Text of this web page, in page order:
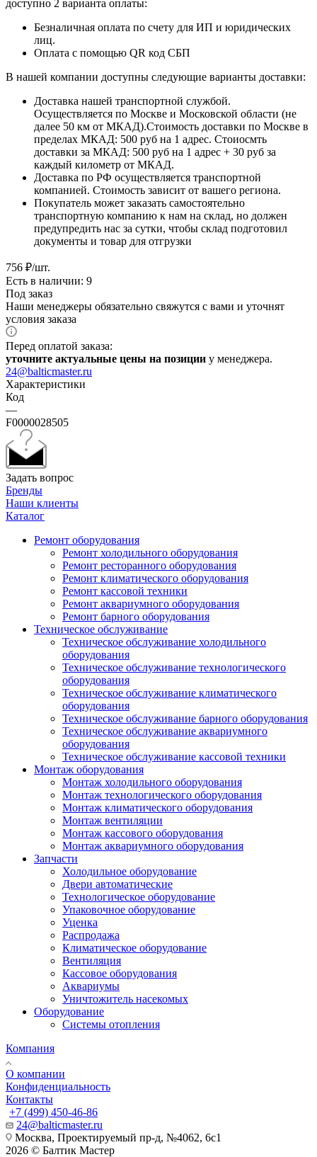
доступно 2 варианта оплаты:
Безналичная оплата по счету для ИП и юридических
лиц.
Оплата с помощью QR код СБП
В нашей компании доступны следующие варианты доставки:
Доставка нашей транспортной службой.
Осуществляется по Москве и Московской области (не
далее 50 км от МКАД).Стоимость доставки по Москве в
пределах МКАД: 500 руб на 1 адрес. Стоиосмть
доставки за МКАД: 500 руб на 1 адрес + 30 руб за
каждый километр от МКАД.
Доставка по РФ осуществляется транспортной
компанией. Стоимость зависит от вашего региона.
Покупатель может заказать самостоятельно
транспортную компанию к нам на склад, но должен
предупредить нас за сутки, чтобы склад подготовил
документы и товар для отгрузки
756 ₽/шт.
Есть в наличии: 9
Под заказ
Наши менеджеры обязательно свяжутся с вами и уточнят
условия заказа
Перед оплатой заказа:
уточните актуальные цены на позиции у менеджера.
24@balticmaster.ru
Характеристики
Код
—
F0000028505
Задать вопрос
Бренды
Наши клиенты
Каталог
Ремонт оборудования
Ремонт холодильного оборудования
Ремонт ресторанного оборудования
Ремонт климатического оборудования
Ремонт кассовой техники
Ремонт аквариумного оборудования
Ремонт барного оборудования
Техническое обслуживание
Техническое обслуживание холодильного
оборудования
Техническое обслуживание технологического
оборудования
Техническое обслуживание климатического
оборудования
Техническое обслуживание барного оборудования
Техническое обслуживание аквариумного
оборудования
Техническое обслуживание кассовой техники
Монтаж оборудования
Монтаж холодильного оборудования
Монтаж технологического оборудования
Монтаж климатического оборудования
Монтаж вентиляции
Монтаж кассового оборудования
Монтаж аквариумного оборудования
Запчасти
Холодильное оборудование
Двери автоматические
Технологическое оборудование
Упаковочное оборудование
Уценка
Распродажа
Климатическое оборудование
Вентиляция
Кассовое оборудования
Аквариумы
Уничтожитель насекомых
Оборудование
Системы отопления
Компания
О компании
Конфиденциальность
Контакты
+7 (499) 450-46-86
24@balticmaster.ru
Москва, Проектируемый пр-д, №4062, 6с1
2026 © Балтик Мастер